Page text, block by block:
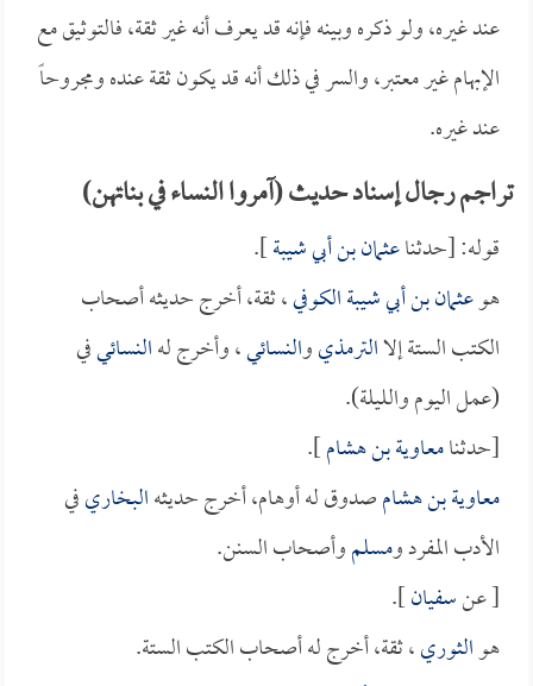
عند غيره، ولو ذكره وبينه فإنه قد يعرف أنه غير ثقة، فالتوثيق مع
الإبهام غير معتبر، والسر في ذلك أنه قد يكون ثقة عنده ومجروحاً
عند غيره.
تراجم رجال إسناد حديث (آمروا النساء في بناتهن)
قوله: [حدثناعثمان بن أبي شيبة].
هوعثمان بن أبي شيبة الكوفي، ثقة، أخرج حديثه أصحاب
الكتب الستة إلاالترمذيوالنسائي، وأخرج لهالنسائيفي
(عمل اليوم والليلة).
[حدثنامعاوية بن هشام].
معاوية بن هشامصدوق له أوهام، أخرج حديثهالبخاريفي
الأدب المفرد ومسلموأصحاب السنن.
[ عنسفيان].
هوالثوري، ثقة، أخرج له أصحاب الكتب الستة.